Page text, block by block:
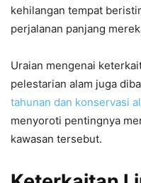
kehilangan tempat
perjalanan panjang
Uraian mengenai
pelestarian alam juga
tahunan dan konservasi
menyoroti pentingnya
kawasan tersebut.